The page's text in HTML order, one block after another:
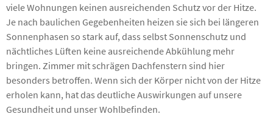
viele Wohnungen keinen ausreichenden Schutz vor der Hitze.
Je nach baulichen Gegebenheiten heizen sie sich bei längeren
Sonnenphasen so stark auf, dass selbst Sonnenschutz und
nächtliches Lüften keine ausreichende Abkühlung mehr
bringen. Zimmer mit schrägen Dachfenstern sind hier
besonders betroffen. Wenn sich der Körper nicht von der Hitze
erholen kann, hat das deutliche Auswirkungen auf unsere
Gesundheit und unser Wohlbefinden.